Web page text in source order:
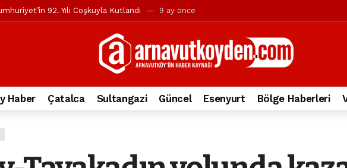
92. Yılı Coşkuyla Kutlandı 9 ay önce
Belediyesi’ne ve Mustafa Candaroğlu’na yönelik suçlamalar 10 ay önce
2024 yılında 344.868’e ulaştı 1 yıl önce
seyir halindeki otomobil alev alev yandı. 2 yıl önce
Mahallesi sakinleri protesto gösterisi düzenledi 2 yıl önce
kamyonu birbirlerinin üzerine devrildi
yolundaki kazada, taksideki yolcu öldü 3 yıl önce
Haber Çatalca Sultangazi Güncel Esenyurt Bölge Haberleri